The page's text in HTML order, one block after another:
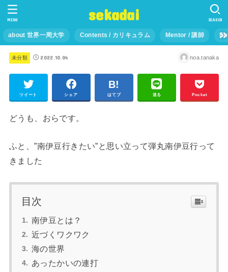
sekadai
about 世界一周大学 Contents / カリキュラム Mentor / 講師
SEARCH
MENU
未分類 2022.10.04 noa.tanaka
ツイート シェア はてブ 送る Pocket
どうも、おらです。
ふと、”南伊豆行きたい”と思い立って弾丸南伊豆行って
きました
目次
南伊豆とは？
近づくワクワク
海の世界
あったかいの連打